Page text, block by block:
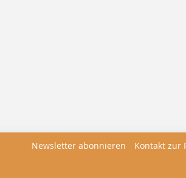
Newsletter abonnieren Kontakt zur